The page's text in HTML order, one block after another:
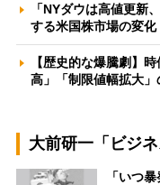
「NYダウは高値更新
する米国株市場の変
【歴史的な爆騰劇】
高」「制限値幅拡大
大前研一「ビジ
「いつ